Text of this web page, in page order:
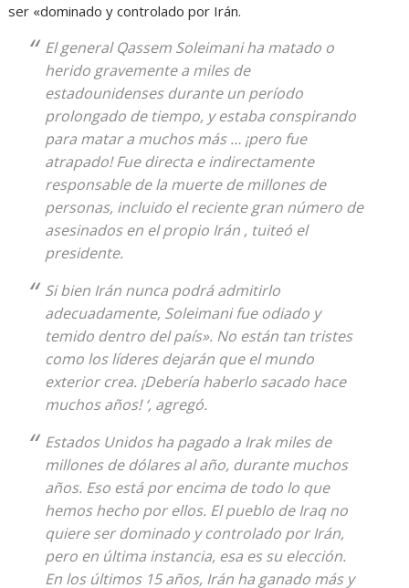
ser «dominado y controlado por Irán.
El general Qassem Soleimani ha matado o
herido gravemente a miles de
estadounidenses durante un período
prolongado de tiempo, y estaba conspirando
para matar a muchos más … ¡pero fue
atrapado! Fue directa e indirectamente
responsable de la muerte de millones de
personas, incluido el reciente gran número de
asesinados en el propio Irán , tuiteó el
presidente.
Si bien Irán nunca podrá admitirlo
adecuadamente, Soleimani fue odiado y
temido dentro del país». No están tan tristes
como los líderes dejarán que el mundo
exterior crea. ¡Debería haberlo sacado hace
muchos años! ‘, agregó.
Estados Unidos ha pagado a Irak miles de
millones de dólares al año, durante muchos
años. Eso está por encima de todo lo que
hemos hecho por ellos. El pueblo de Iraq no
quiere ser dominado y controlado por Irán,
pero en última instancia, esa es su elección.
En los últimos 15 años, Irán ha ganado más y